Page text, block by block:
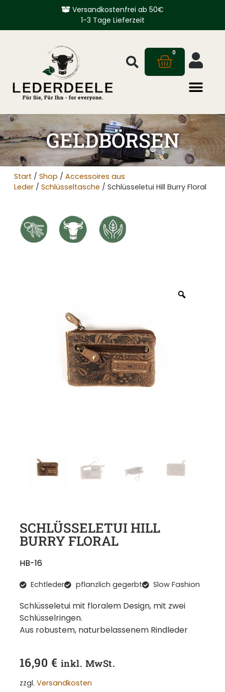
Versandkostenfrei ab 50€
1-3 Tage Lieferzeit
0
GELDBÖRSEN
Start / Shop / Accessoires aus
Leder/ Schlüsseltasche / Schlüsseletui Hill Burry Floral
SCHLÜSSELETUI HILL
BURRY FLORAL
HB-16
Echtleder pflanzlich gegerbt Slow Fashion
Schlüsseletui mit floralem Design, mit zwei
Schlüsselringen.
Aus robustem, naturbelassenem Rindleder
16,90 € inkl. MwSt.
zzgl. Versandkosten